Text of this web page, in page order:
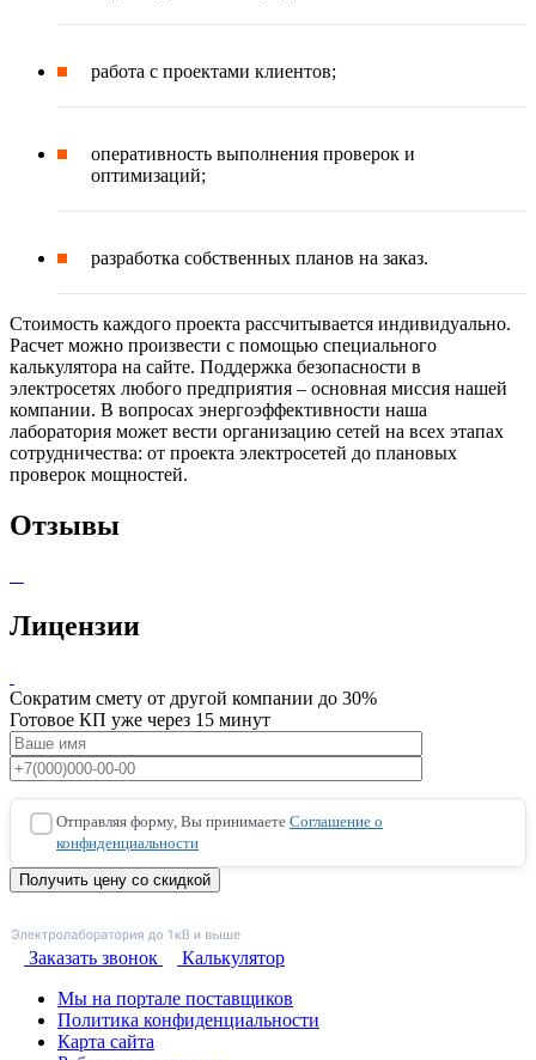
работа с проектами клиентов;
оперативность выполнения проверок и
оптимизаций;
разработка собственных планов на заказ.
Стоимость каждого проекта рассчитывается индивидуально.
Расчет можно произвести с помощью специального
калькулятора на сайте. Поддержка безопасности в
электросетях любого предприятия – основная миссия нашей
компании. В вопросах энергоэффективности наша
лаборатория может вести организацию сетей на всех этапах
сотрудничества: от проекта электросетей до плановых
проверок мощностей.
Отзывы
Лицензии
Сократим смету от другой компании до 30%
Готовое КП уже через 15 минут
Отправляя форму, Вы принимаете Соглашение о
конфиденциальности
Заказать звонок
Калькулятор
Мы на портале поставщиков
Политика конфиденциальности
Карта сайта